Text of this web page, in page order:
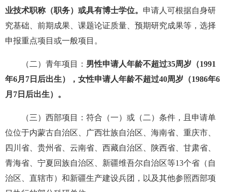
业技术职称（职务）或具有博士学位。 申请人可根据自身研
究基础、前期成果、课题论证质量、预期研究成果等，选择
申报重点项目或一般项目。
（二）青年项目： 男性申请人年龄不超过35周岁（1991
年6月7日后出生），女性申请人年龄不超过40周岁（1986年6
月7日后出生）。
（三）西部项目：符合（一）或（二）条件，且申请单
位位于内蒙古自治区、广西壮族自治区、海南省、重庆市、
四川省、贵州省、云南省、西藏自治区、陕西省、甘肃省、
青海省、宁夏回族自治区、新疆维吾尔自治区等13个省（自
治区、直辖市）和新疆生产建设兵团，以及其他参照西部项